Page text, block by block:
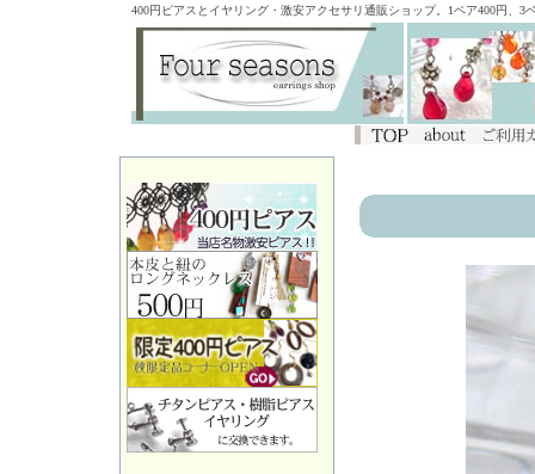
400円ピアスとイヤリング・激安アクセサリ通販ショップ。1ペア400円、